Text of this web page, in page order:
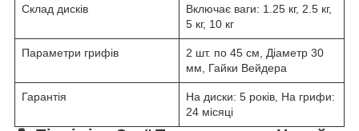
Склад дисків
Включає ваги: 1.25 кг, 2.5 кг,
5 кг, 10 кг
Параметри грифів
2 шт. по 45 см, Діаметр 30
мм, Гайки Вейдера
Гарантія
На диски: 5 років, На грифи:
24 місяці